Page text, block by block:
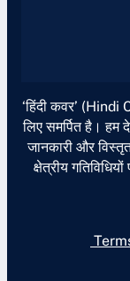
‘हिंदी कवर’
लिए समर्पित है। हम
जानकारी और
क्षेत्रीय